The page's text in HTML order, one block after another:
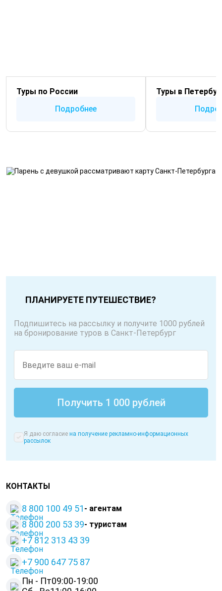
Туры по России
Подробнее
Туры в
ПЛАНИРУЕТЕ ПУТЕШЕСТВИЕ?
Подпишитесь на рассылку и получите 1000 рублей
на бронирование туров в Санкт-Петербург
Я даю согласие на получение рекламно-информационных
рассылок
КОНТАКТЫ
8 800 100 49 51 - агентам
8 800 200 53 39- туристам
+7 812 313 43 39
+7 900 647 75 87
Пн - Пт09:00-19:00